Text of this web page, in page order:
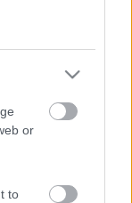
or
to